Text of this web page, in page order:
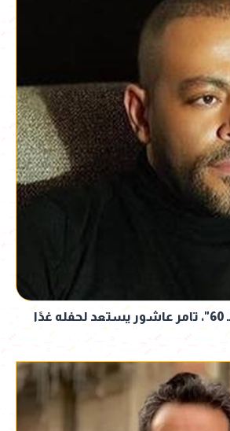
"فعاليات الدورة الـ 60"، تامر عاشور يستعد لحفله غدًا